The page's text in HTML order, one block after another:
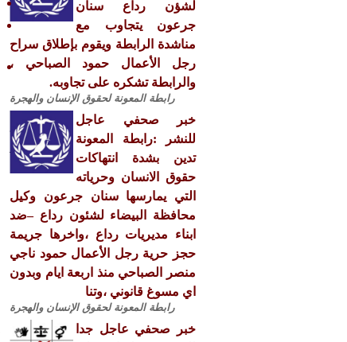
لشؤن رداع سنان
جرعون يتجاوب مع
مناشدة الرابطة ويقوم بإطلاق سراح
رجل الأعمال حمود الصباحي ،
والرابطة تشكره على تجاوبه.
رابطة المعونة لحقوق الإنسان والهجرة
خبر صحفي عاجل
للنشر :رابطة المعونة
تدين بشدة انتهاكات
حقوق الانسان وحرياته
التي يمارسها سنان جرعون وكيل
محافظة البيضاء لشئون رداع –ضد
ابناء مديريات رداع ،واخرها جريمة
حجز حرية رجل الأعمال حمود ناجي
منصر الصباحي منذ اربعة ايام وبدون
اي مسوغ قانوني ،وتنا
رابطة المعونة لحقوق الإنسان والهجرة
خبر صحفي عاجل جدا